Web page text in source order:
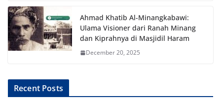
Ahmad Khatib Al-Minangkabawi:
Ulama Visioner dari Ranah Minang
dan Kiprahnya di Masjidil Haram
December 20, 2025
Recent Posts